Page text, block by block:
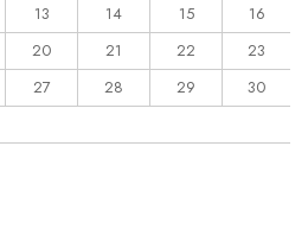
13 14 15
16
20 21 22
23
27 28 29
30